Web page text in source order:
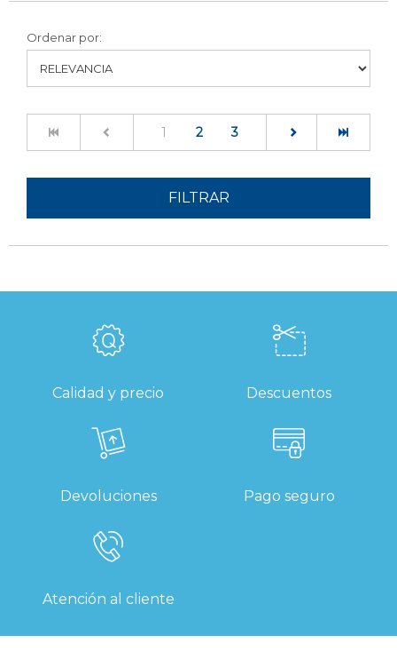
Ordenar por:
1 (current)
2 3
FILTRAR
Calidad y precio Descuentos
Devoluciones Pago seguro
Atención al cliente